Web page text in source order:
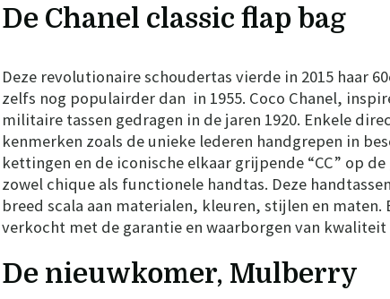
De Chanel classic flap bag
Deze revolutionaire schoudertas vierde in 2015 haar
zelfs nog populairder dan in 1955. Coco Chanel,
militaire tassen gedragen in de jaren 1920. Enkele
kenmerken zoals de unieke lederen handgrepen in
kettingen en de iconische elkaar grijpende “CC” op de
zowel chique als functionele handtas. Deze
breed scala aan materialen, kleuren, stijlen en maten.
verkocht met de garantie en waarborgen van
De nieuwkomer, Mulberry